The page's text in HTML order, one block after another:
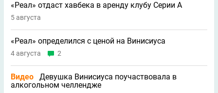
«Реал» отдаст хавбека в аренду клубу Серии A
5 августа
«Реал» определился с ценой на Винисиуса
4 августа 2
Видео
Девушка Винисиуса поучаствовала в
алкогольном челлендже